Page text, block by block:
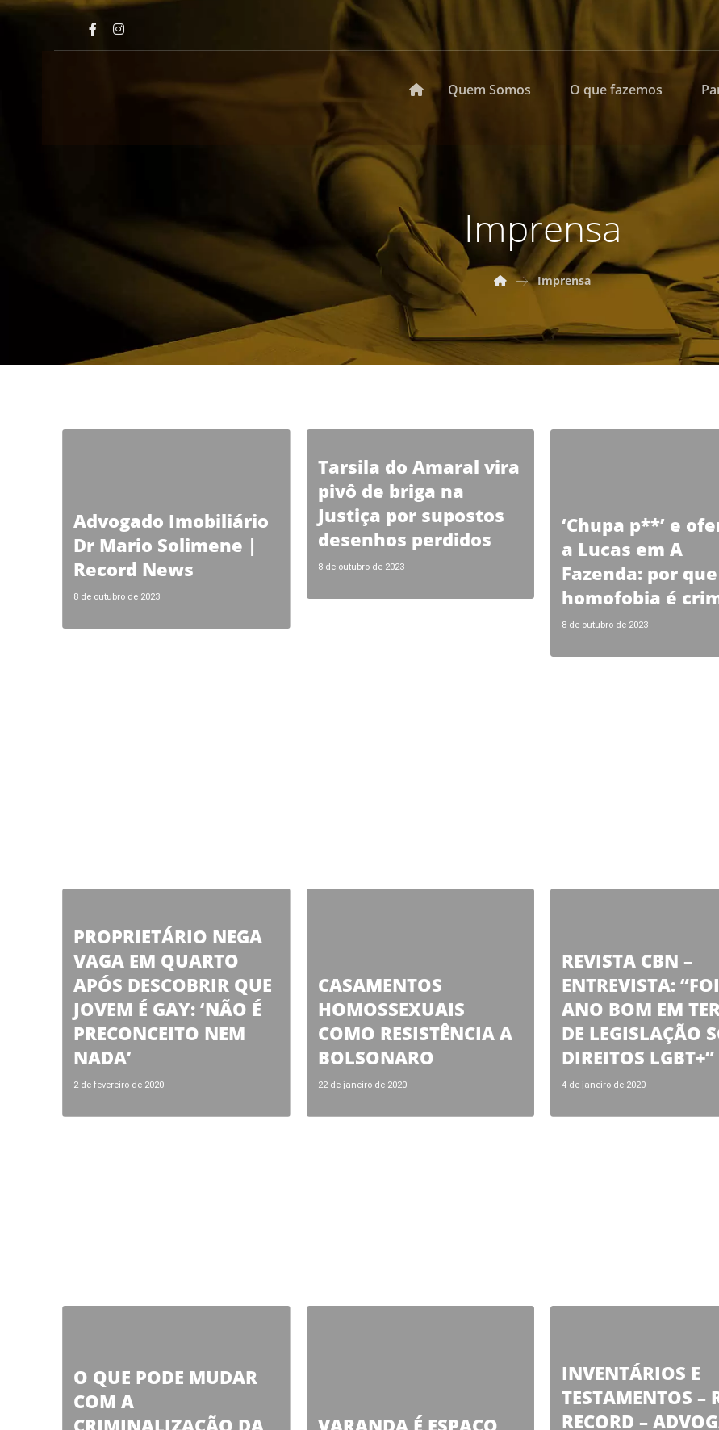
Quem Somos O que fazemos
Imprensa
Imprensa
Advogado Imobiliário
Dr Mario Solimene |
Record News
8 de outubro de 2023
Tarsila do Amaral vira
pivô de briga na
Justiça por supostos
desenhos perdidos
8 de outubro de 2023
‘Chupa p**’ e
a Lucas em A
Fazenda: por que
homofobia é
8 de outubro de 2023
PROPRIETÁRIO NEGA
VAGA EM QUARTO
APÓS DESCOBRIR QUE
JOVEM É GAY: ‘NÃO É
PRECONCEITO NEM
NADA’
2 de fevereiro de 2020
CASAMENTOS
HOMOSSEXUAIS
COMO RESISTÊNCIA A
BOLSONARO
22 de janeiro de 2020
REVISTA CBN –
ENTREVISTA:
ANO BOM EM
DE LEGISLAÇÃO
DIREITOS LGBT+”
4 de janeiro de 2020
O QUE PODE MUDAR
COM A
INVENTÁRIOS E
TESTAMENTOS –
RECORD –